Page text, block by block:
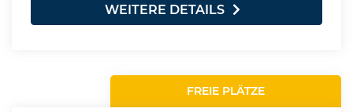
WEITERE DETAILS
FREIE PLÄTZE